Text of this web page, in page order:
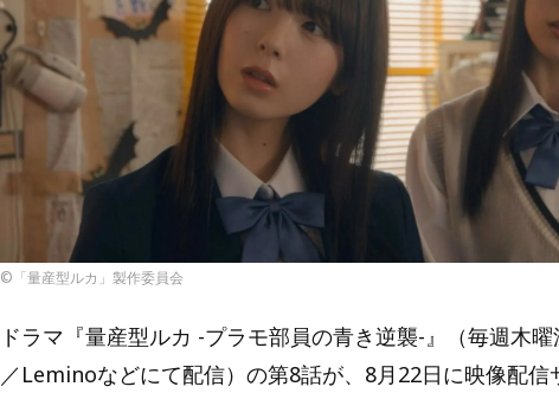
©︎「量産型ルカ」製作委員会
ドラマ『量産型ルカ -プラモ部員の青き逆襲-』（毎週木
／Leminoなどにて配信）の第8話が、8月22日に映像配信